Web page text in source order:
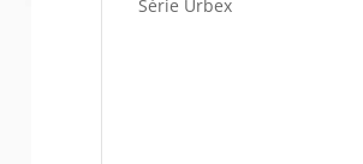
Série Urbex